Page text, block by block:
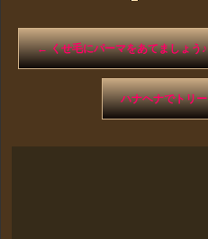
←くせ毛にパーマをあてましょう
ハナヘナでトリ